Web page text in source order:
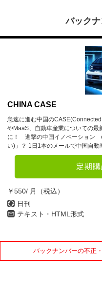
バック
CHINA CASE
急速に進む中国の
やMaaS、自動車産業についての最
に！ 進撃の中国イノベーション
い)」？ 1日1本のメールで中国自動
定期
￥550/ 月（税込）
日刊
テキスト・HTML形式
バックナンバーの不正